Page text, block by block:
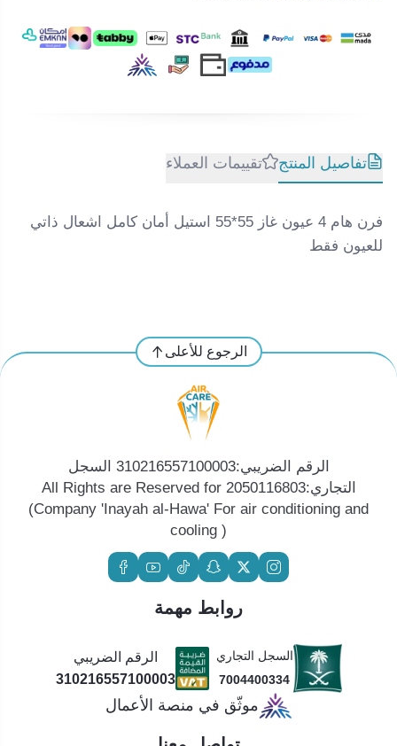
تفاصيل المنتج تقييمات العملاء
فرن هام 4 عيون غاز 55*55 استيل أمان كامل اشعال ذاتي
للعيون فقط
الرجوع للأعلى
الرقم الضريبي:310216557100003 السجل
التجاري:2050116803 All Rights are Reserved for
(Company 'Inayah al-Hawa' For air conditioning and
cooling )
روابط مهمة
السجل التجاري
7004400334
الرقم الضريبي
310216557100003
موثّق في منصة الأعمال